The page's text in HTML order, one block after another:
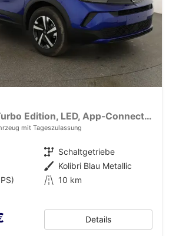
Elegance 1.2 Turbo Edition, LED, App-Connect, 5 J.-Garantie
mit Tageszulassung
Getriebe Schaltgetriebe
Außenfarbe Kolibri Blau Metallic
Kilometerstand 10 km
Details